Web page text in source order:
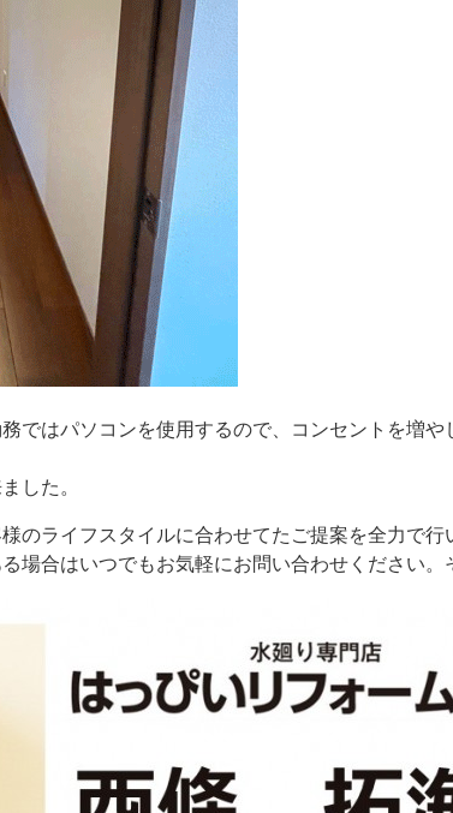
ではパソコンを使用するので、コンセントを増
した。
のライフスタイルに合わせてたご提案を全力で行
場合はいつでもお気軽にお問い合わせください。